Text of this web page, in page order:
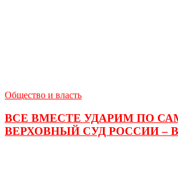
Общество и власть
ВСЕ ВМЕСТЕ УДАРИМ ПО
ВЕРХОВНЫЙ СУД РОССИИ